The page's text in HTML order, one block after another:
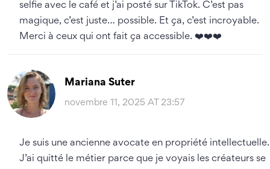
selfie avec le café et j’ai posté sur TikTok. C’est pas
magique, c’est juste… possible. Et ça, c’est incroyable.
Merci à ceux qui ont fait ça accessible. ❤️❤️❤️
Mariana Suter
novembre 11, 2025 AT 23:57
Je suis une ancienne avocate en propriété intellectuelle.
J’ai quitté le métier parce que je voyais les créateurs se